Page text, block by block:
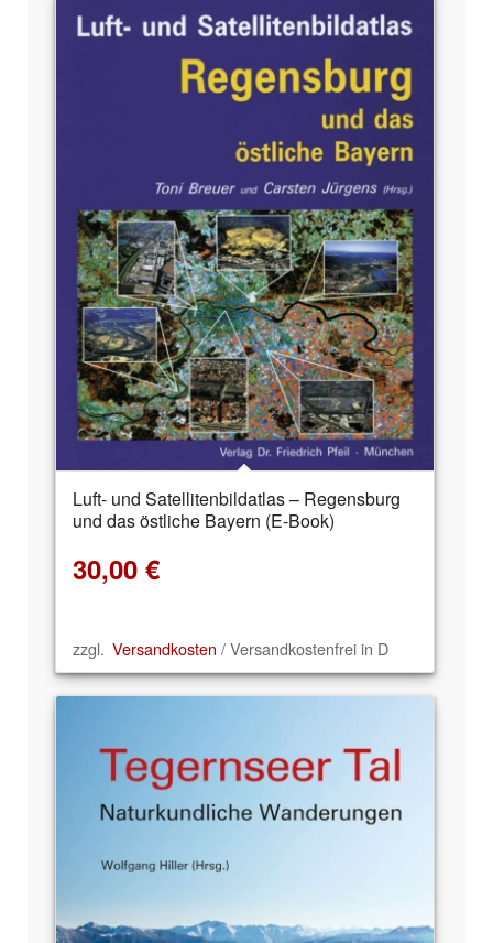
Luft- und Satellitenbildatlas – Regensburg
und das östliche Bayern (E-Book)
30,00 €
zzgl. Versandkosten / Versandkostenfrei in D